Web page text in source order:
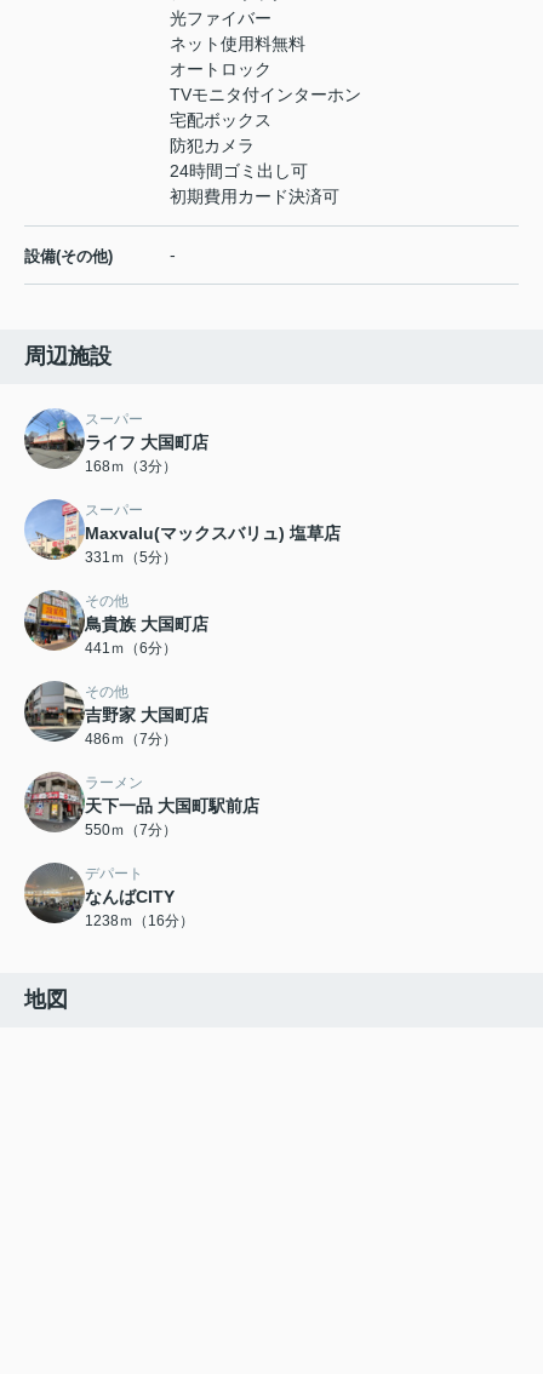
光ファイバー
ネット使用料無料
オートロック
TVモニタ付インターホン
宅配ボックス
防犯カメラ
24時間ゴミ出し可
初期費用カード決済可
設備(その他) -
周辺施設
スーパー
ライフ 大国町店
168ｍ（3分）
スーパー
Maxvalu(マックスバリュ) 塩草店
331ｍ（5分）
その他
鳥貴族 大国町店
441ｍ（6分）
その他
吉野家 大国町店
486ｍ（7分）
ラーメン
天下一品 大国町駅前店
550ｍ（7分）
デパート
なんばCITY
1238ｍ（16分）
地図